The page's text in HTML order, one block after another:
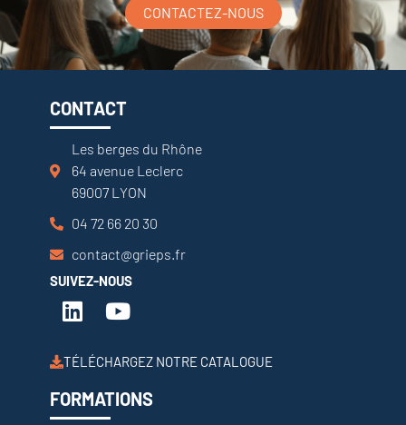
CONTACTEZ-NOUS
CONTACT
Les berges du Rhône
64 avenue Leclerc
69007 LYON
04 72 66 20 30
contact@grieps.fr
SUIVEZ-NOUS
TÉLÉCHARGEZ NOTRE CATALOGUE
FORMATIONS